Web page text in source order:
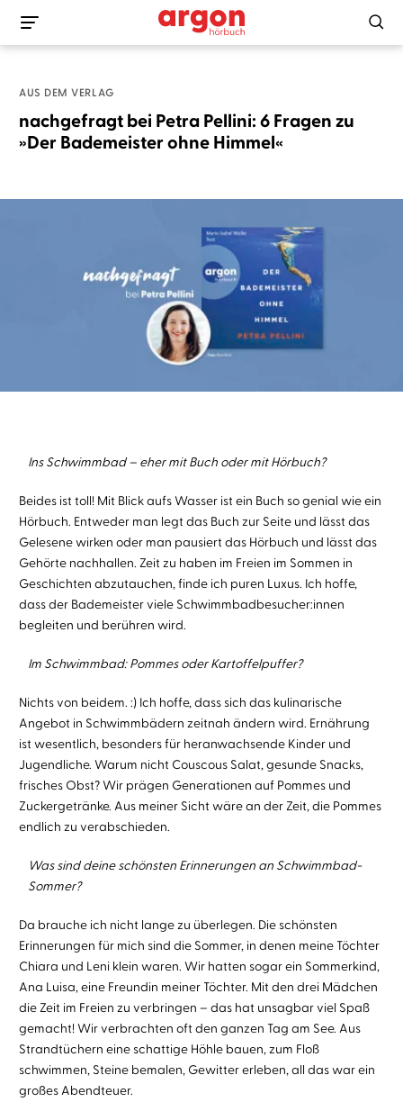
AUS DEM VERLAG
nachgefragt bei Petra Pellini: 6 Fragen zu
»Der Bademeister ohne Himmel«
Ins Schwimmbad – ehermit Buchodermit Hörbuch?
Beides ist toll! Mit Blick aufs Wasser ist ein Buch so genial wie ein
Hörbuch. Entweder man legt das Buch zur Seite und lässt das
Gelesene wirken oder man pausiert das Hörbuch und lässt das
Gehörte nachhallen. Zeit zu haben im Freien im Sommen in
Geschichten abzutauchen, finde ich puren Luxus. Ich hoffe,
dass der Bademeister viele Schwimmbadbesucher:innen
begleiten und berühren wird.
Im Schwimmbad: Pommes oder Kartoffelpuffer?
Nichts von beidem. :) Ich hoffe, dass sich das kulinarische
Angebot in Schwimmbädern zeitnah ändern wird. Ernährung
ist wesentlich, besonders für heranwachsende Kinder und
Jugendliche. Warum nicht Couscous Salat, gesunde Snacks,
frisches Obst? Wir prägen Generationen auf Pommes und
Zuckergetränke. Aus meiner Sicht wäre an der Zeit, die Pommes
endlich zu verabschieden.
Was sind deine schönsten Erinnerungen an Schwimmbad-
Sommer?
Da brauche ich nicht lange zu überlegen. Die schönsten
Erinnerungen für mich sind die Sommer, in denen meine Töchter
Chiara und Leni klein waren. Wir hatten sogar ein Sommerkind,
Ana Luisa, eine Freundin meiner Töchter. Mit den drei Mädchen
die Zeit im Freien zu verbringen – das hat unsagbar viel Spaß
gemacht! Wir verbrachten oft den ganzen Tag am See. Aus
Strandtüchern eine schattige Höhle bauen, zum Floß
schwimmen, Steine bemalen, Gewitter erleben, all das war ein
großes Abendteuer.